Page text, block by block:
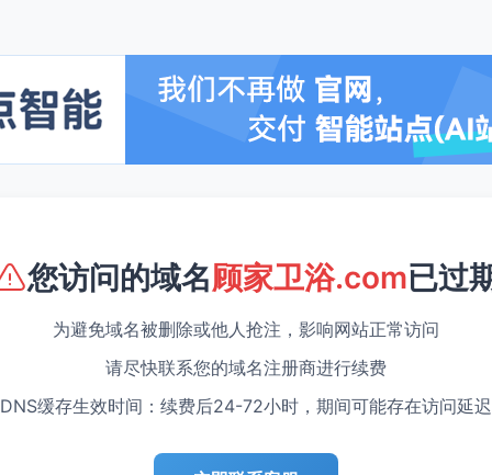
您访问的域名顾家卫浴.com已过
为避免域名被删除或他人抢注，影响网站正常访问
请尽快联系您的域名注册商进行续费
DNS缓存生效时间：续费后24-72小时，期间可能存在访问延迟